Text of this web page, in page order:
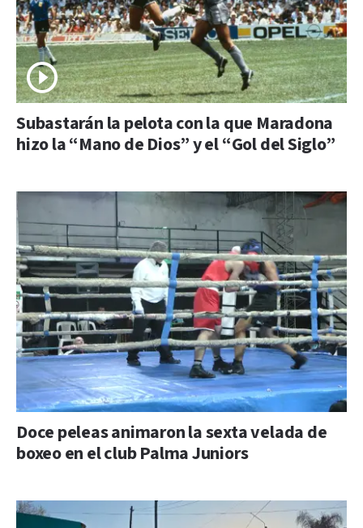
Subastarán la pelota con la que Maradona
hizo la “Mano de Dios” y el “Gol del Siglo”
Doce peleas animaron la sexta velada de
boxeo en el club Palma Juniors